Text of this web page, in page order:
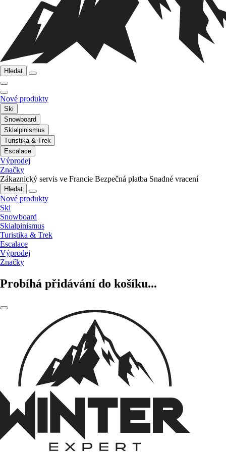
Hledat
Nové produkty
Ski
Snowboard
Skialpinismus
Turistika & Trek
Escalace
Výprodej
Značky
Zákaznický servis ve Francie Bezpečná platba Snadné vracení
Hledat
Nové produkty
Ski
Snowboard
Skialpinismus
Turistika & Trek
Escalace
Výprodej
Značky
Probíhá přidávání do košíku...